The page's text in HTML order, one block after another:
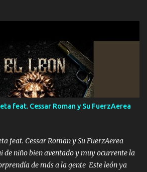
porque es platica de grandes por eso hay
instrucciones para atender los deberes
algún problema de confianza tengo gente
y también Pariente 7 arreglan
es cuestión que ordené NOS HACE
CLAVE ERA EL 24 SIEMPRE FUE UN
ALGO M'URIÓ PELEAND0 SIEMPRE
QUE SIGA EL LEGADO Es el DOS de
inteligente y com...
feat. Cessar Roman y Su FuerzAerea
feat. Cessar Roman y Su FuerzAerea
de niño bien aventado y muy ocurrente la
de más a la gente Este león ya